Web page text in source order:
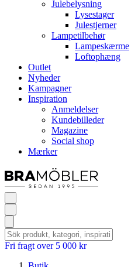
Julebelysning
Lysestager
Julestjerner
Lampetilbehør
Lampeskærme
Loftophæng
Outlet
Nyheder
Kampagner
Inspiration
Anmeldelser
Kundebilleder
Magazine
Social shop
Mærker
Fri fragt over 5 000 kr